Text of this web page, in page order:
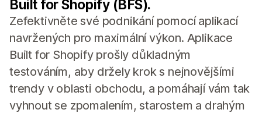
Built for Shopify (BFS).
Zefektivněte své podnikání pomocí aplikací
navržených pro maximální výkon. Aplikace
Built for Shopify prošly důkladným
testováním, aby držely krok s nejnovějšími
trendy v oblasti obchodu, a pomáhají vám tak
vyhnout se zpomalením, starostem a drahým